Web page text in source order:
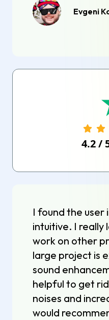
Evgeni
4.2/
I found the
intuitive. I really
work on other
large project is
sound
helpful to get
noises and
would